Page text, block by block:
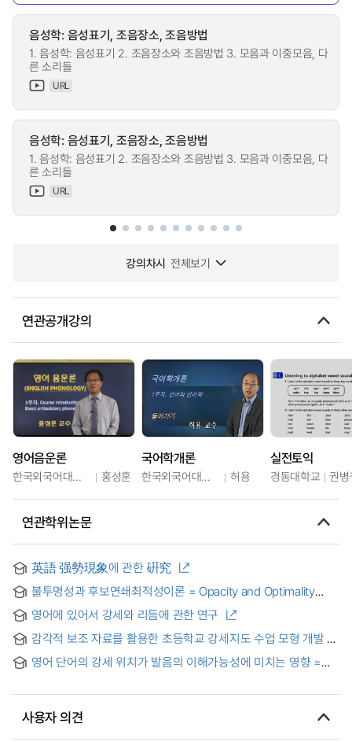
음성학: 음성표기, 조음장소, 조음방법
1. 음성학: 음성표기 2. 조음장소와 조음방법 3. 모음과 이중모음, 다
른 소리들
URL
음성학: 음성표기, 조음장소, 조음방법
1. 음성학: 음성표기 2. 조음장소와 조음방법 3. 모음과 이중모음, 다
른 소리들
URL
강의차시 전체보기
연관공개강의
영어음운론
한국외국어대학교 홍성훈
국어학개론
한국외국어대학교 허용
실전토익
경동대학교 권
연관학위논문
英語 强勢現象에 관한 硏究
불투명성과 후보연쇄최적성이론 = Opacity and Optimality
영어에 있어서 강세와 리듬에 관한 연구
감각적 보조 자료를 활용한 초등학교 강세지도 수업 모형 개발 및
English stress utilizing subsidiary sensory materials
영어 단어의 강세 위치가 발음의 이해가능성에 미치는 영향 =
사용자 의견